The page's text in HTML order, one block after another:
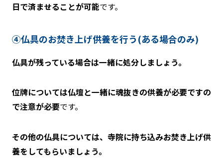
日で済ませることが可能です。
④仏具のお焚き上げ供養を行う(ある場合のみ)
仏具が残っている場合は一緒に処分しましょう。
位牌については仏壇と一緒に魂抜きの供養が必要ですの
で注意が必要です。
その他の仏具については、寺院に持ち込みお焚き上げ供
養をしてもらいましょう。